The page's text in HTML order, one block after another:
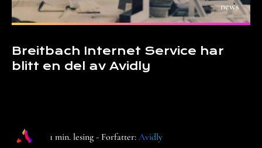
news
Breitbach Internet Service har
blitt en del av Avidly
1 min. lesing - Forfatter: Avidly